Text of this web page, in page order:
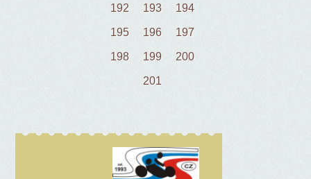
192 193 194
195 196 197
198 199 200
201